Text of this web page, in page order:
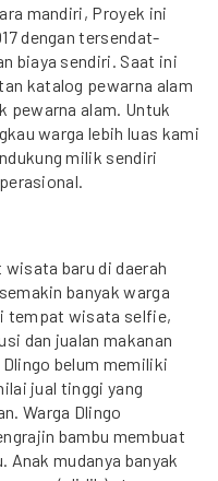
mandiri, Proyek ini
dengan tersendat-
biaya sendiri. Saat ini
katalog pewarna alam
pewarna alam. Untuk
warga lebih luas kami
milik sendiri
baru di daerah
banyak warga
tempat wisata selfie,
dan jualan makanan
belum memiliki
jual tinggi yang
Warga Dlingo
bambu membuat
Anak mudanya banyak